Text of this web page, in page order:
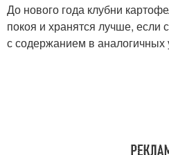
До нового года клубни
покоя и хранятся лучше, если
с содержанием в аналогичных